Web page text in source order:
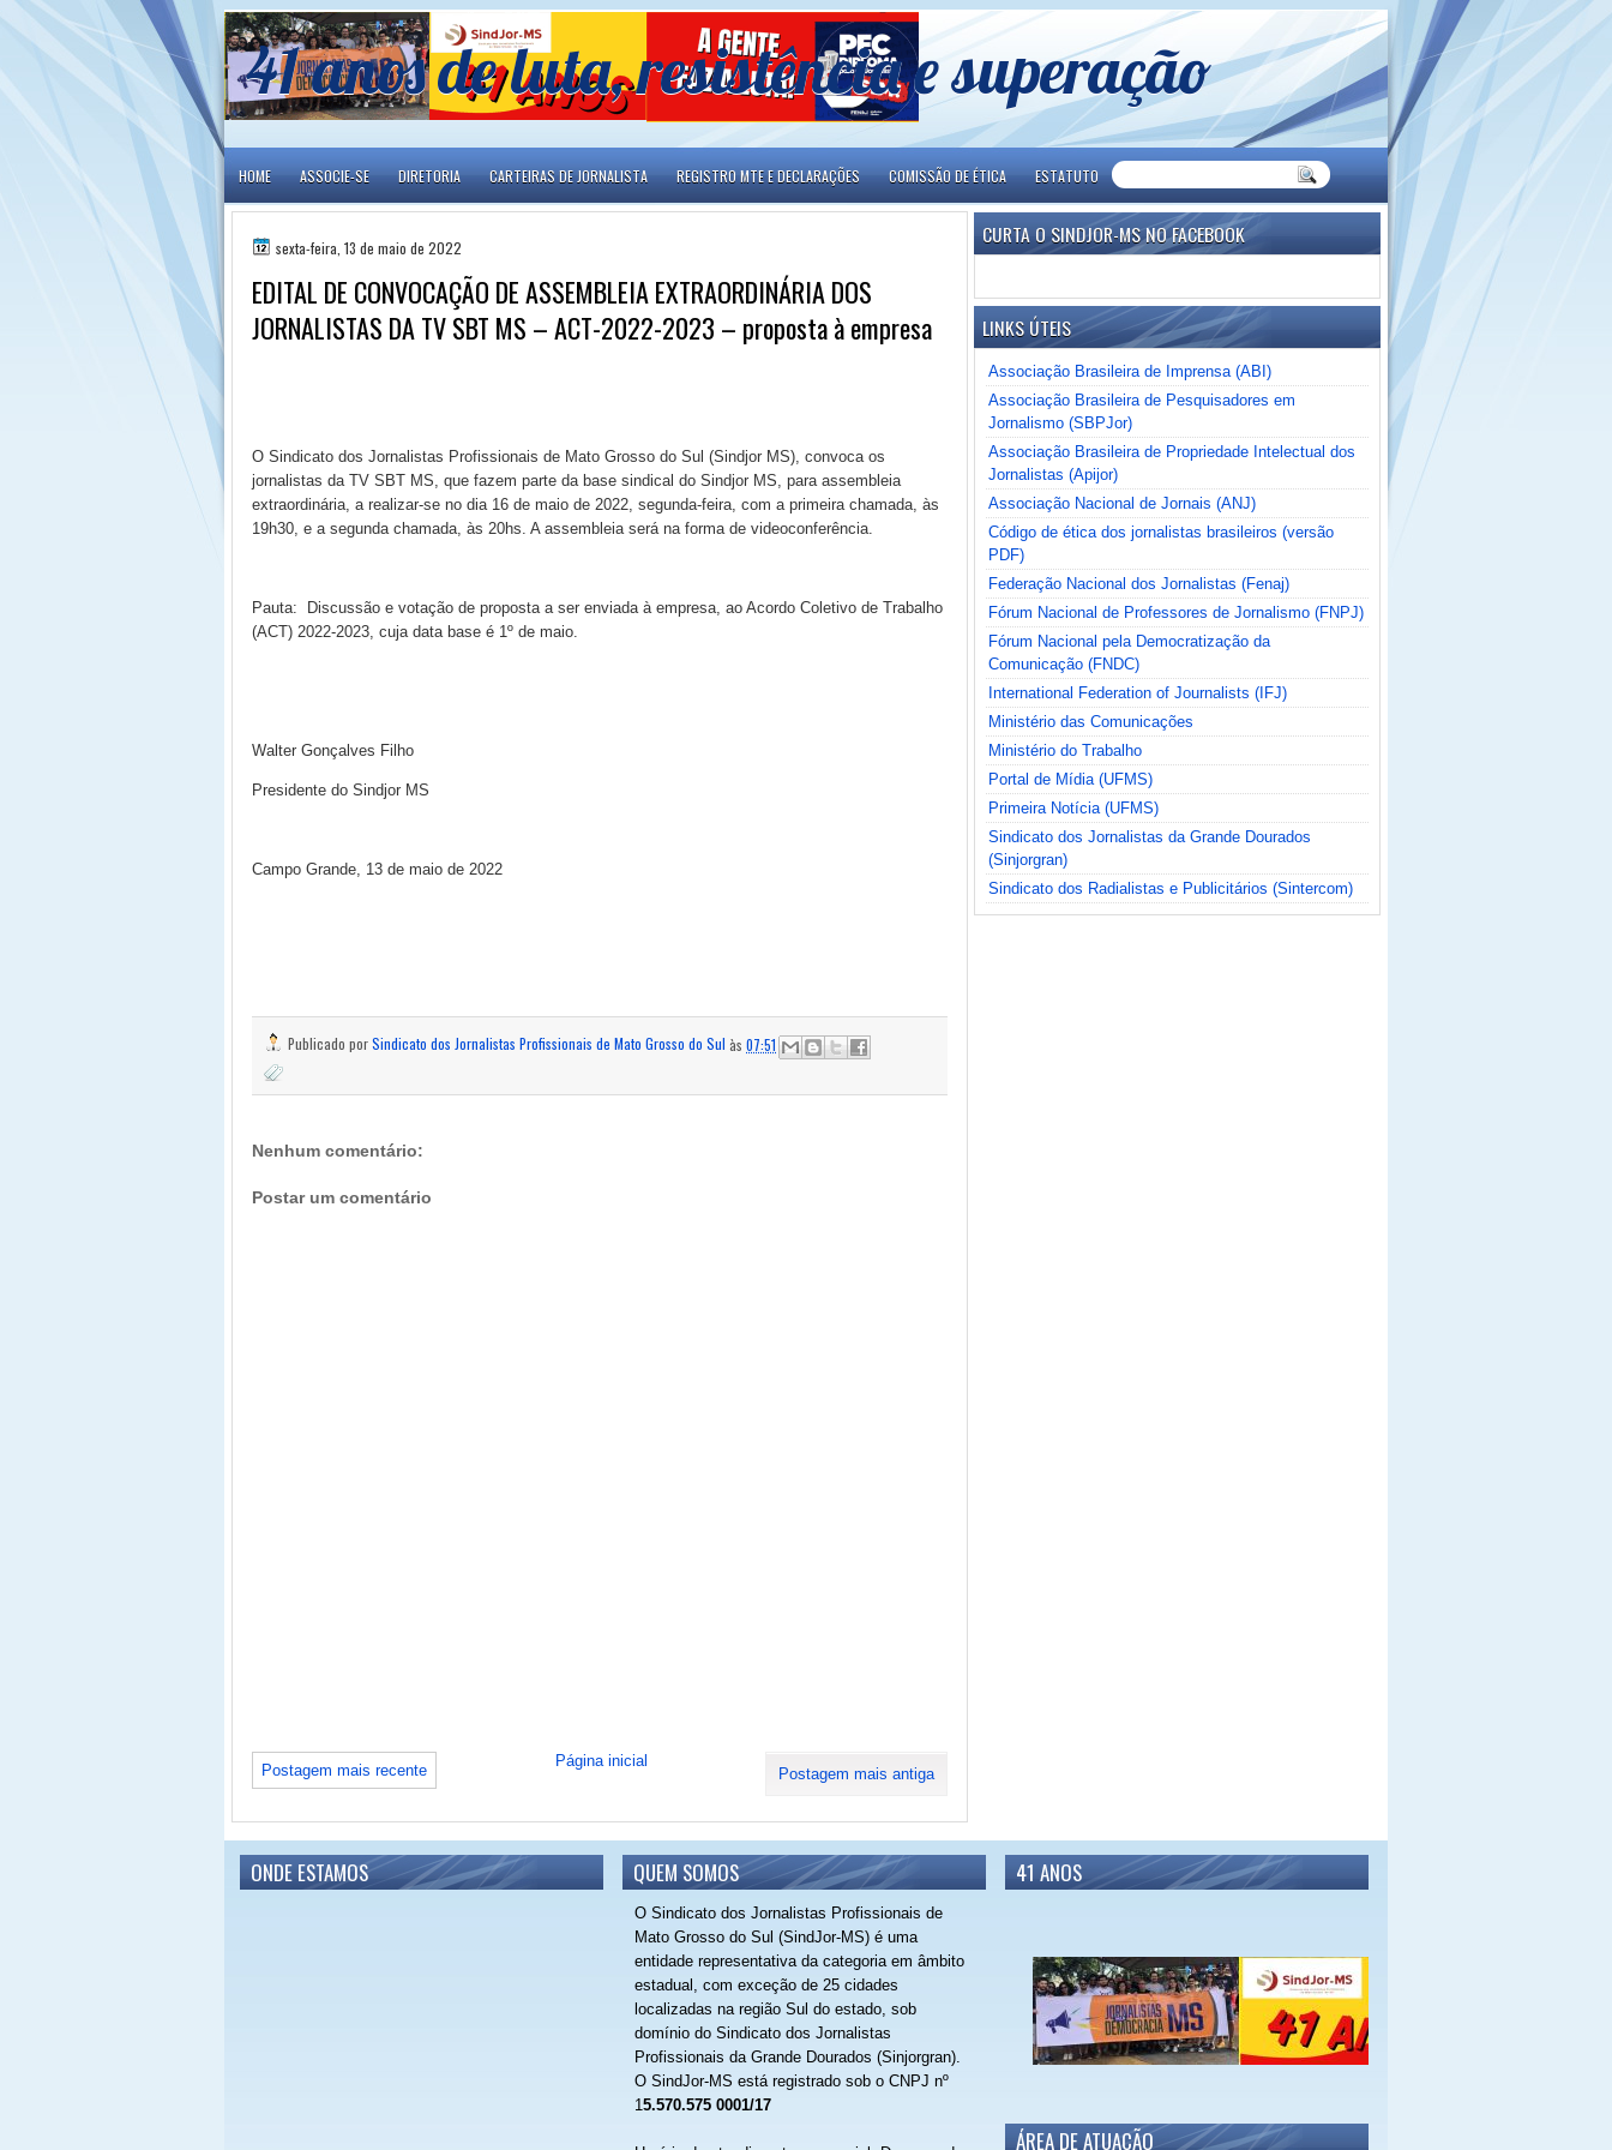
41 anos de luta, resistência e superação
HOME ASSOCIE-SE DIRETORIA CARTEIRAS DE JORNALISTA REGISTRO MTE E DECLARAÇÕES COMISSÃO DE ÉTICA ESTATUTO
sexta-feira, 13 de maio de 2022
EDITAL DE CONVOCAÇÃO DE ASSEMBLEIA EXTRAORDINÁRIA DOS
JORNALISTAS DA TV SBT MS – ACT-2022-2023 – proposta à empresa
O Sindicato dos Jornalistas Profissionais de Mato Grosso do Sul (Sindjor MS), convoca os
jornalistas da TV SBT MS, que fazem parte da base sindical do Sindjor MS, para assembleia
extraordinária, a realizar-se no dia 16 de maio de 2022, segunda-feira, com a primeira chamada, às
19h30, e a segunda chamada, às 20hs. A assembleia será na forma de videoconferência.
Pauta:
Discussão e votação de proposta a ser enviada à empresa, ao Acordo Coletivo de Trabalho
(ACT) 2022-2023, cuja data base é 1º de maio.
Walter Gonçalves Filho
Presidente do Sindjor MS
Campo Grande, 13 de maio de 2022
Publicado porSindicato dos Jornalistas Profissionais de Mato Grosso do Sul às 07:51
Nenhum comentário:
Postar um comentário
Postagem mais recente Postagem mais antiga
Página inicial
CURTA O SINDJOR-MS NO FACEBOOK
LINKS ÚTEIS
Associação Brasileira de Imprensa (ABI)
Associação Brasileira de Pesquisadores em
Jornalismo (SBPJor)
Associação Brasileira de Propriedade Intelectual dos
Jornalistas (Apijor)
Associação Nacional de Jornais (ANJ)
Código de ética dos jornalistas brasileiros (versão
PDF)
Federação Nacional dos Jornalistas (Fenaj)
Fórum Nacional de Professores de Jornalismo (FNPJ)
Fórum Nacional pela Democratização da
Comunicação (FNDC)
International Federation of Journalists (IFJ)
Ministério das Comunicações
Ministério do Trabalho
Portal de Mídia (UFMS)
Primeira Notícia (UFMS)
Sindicato dos Jornalistas da Grande Dourados
(Sinjorgran)
Sindicato dos Radialistas e Publicitários (Sintercom)
ONDE ESTAMOS QUEM SOMOS
O Sindicato dos Jornalistas Profissionais de
Mato Grosso do Sul (SindJor-MS) é uma
entidade representativa da categoria em âmbito
estadual, com exceção de 25 cidades
localizadas na região Sul do estado, sob
domínio do Sindicato dos Jornalistas
Profissionais da Grande Dourados (Sinjorgran).
O SindJor-MS está registrado sob o CNPJ nº
15.570.575 0001/17
41 ANOS
ÁREA DE ATUAÇÃO